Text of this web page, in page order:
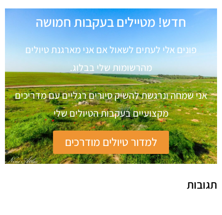
חדש! מטיילים בעקבות חמושה
פונים אלי לעתים לשאול אם אני מארגנת טיולים
מהרשומות שלי בבלוג.
אני שמחה ונרגשת להשיק סיורים רגליים עם מדריכים
מקצועיים בעקבות הטיולים שלי
למדור טיולים מודרכים
תגובות